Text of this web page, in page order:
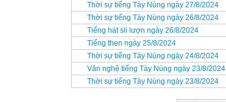
Thời sự tiếng Tày Nùng ngày 27/8/2024
Thời sự tiếng Tày Nùng ngày 26/8/2024
Tiếng hát sli lượn ngày 26/8/2024
Tiếng then ngày 25/8/2024
Thời sự tiếng Tày Nùng ngày 24/8/2024
Văn nghệ tiếng Tày Nùng ngày 23/8/2024
Thời sự tiếng Tày Nùng ngày 23/8/2024